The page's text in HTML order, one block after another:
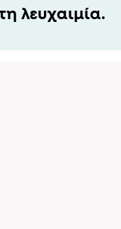
λευχαιμία.